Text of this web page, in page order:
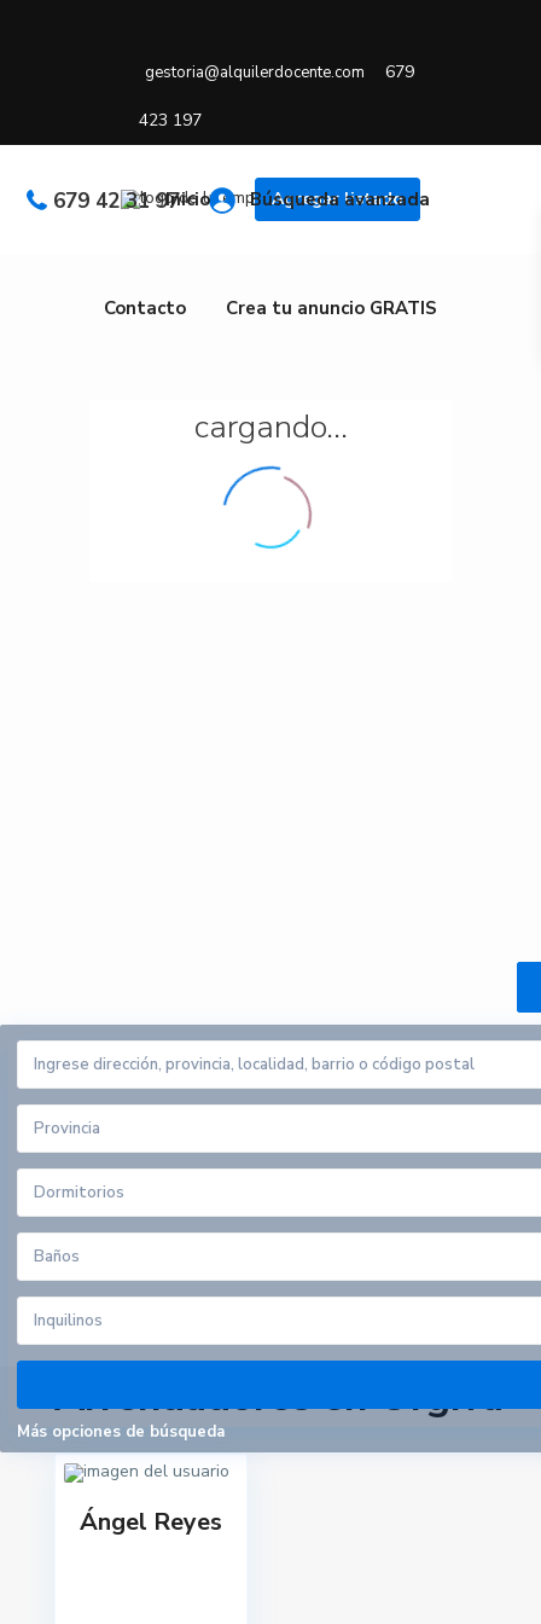
gestoria@alquilerdocente.com 679
423 197
Agregar listado
679 42 31 97Inicio Búsqueda avanzada
Contacto Crea tu anuncio GRATIS
cargando...
Provincia
Dormitorios
Baños
Inquilinos
Más opciones de búsqueda
Arrendadores en Órgiva
Ángel Reyes
Alquiler Docente
Redes sociales:
Pisos por provincias
Últimas propiedades
652431955 Carmen